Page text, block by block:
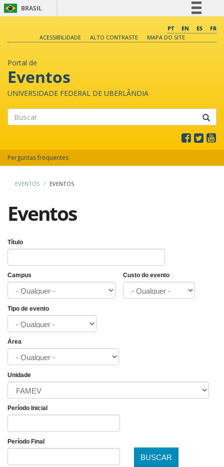
BRASIL
Comunica BR
PT EN ES
FR
ACESSIBILIDADE
ALTO CONTRASTE MAPA DO SITE
Portal de
Eventos
UNIVERSIDADE FEDERAL DE UBERLÂNDIA
Perguntas frequentes
EVENTOS EVENTOS
Eventos
Título
Campus Custo do evento
Tipo de evento
Área
Unidade
Período Inicial
Período Final
BUSCAR